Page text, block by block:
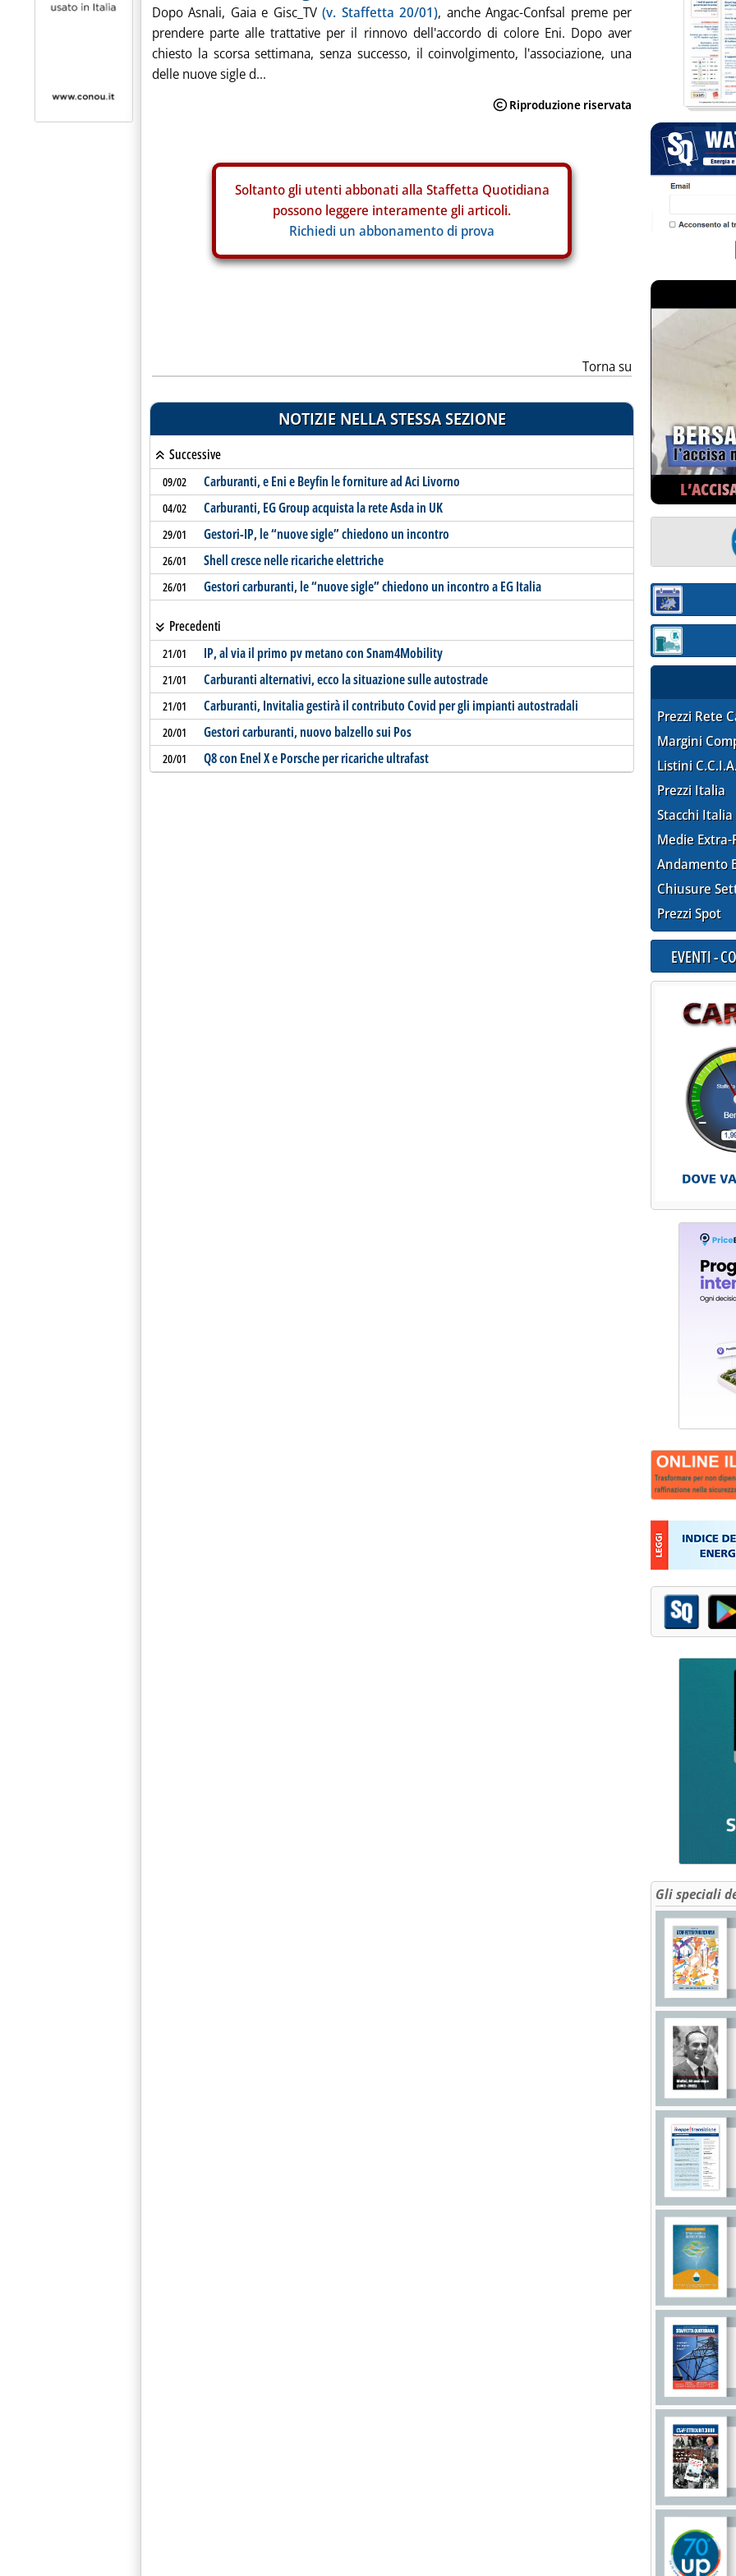
Dopo Asnali, Gaia e Gisc_TV(v. Staffetta 20/01), anche Angac-Confsal preme per
prendere parte alle trattative per il rinnovo dell'accordo di colore Eni. Dopo aver
chiesto la scorsa settimana, senza successo, il coinvolgimento, l'associazione, una
delle nuove sigle d...
Soltanto gli utenti abbonati alla Staffetta Quotidiana
possono leggere interamente gli articoli.
Richiedi un abbonamento di prova
Torna su
NOTIZIE NELLA STESSA SEZIONE
Successive
09/02 Carburanti, e Eni e Beyfin le forniture ad Aci Livorno
04/02 Carburanti, EG Group acquista la rete Asda in UK
29/01 Gestori-IP, le “nuove sigle” chiedono un incontro
26/01 Shell cresce nelle ricariche elettriche
26/01 Gestori carburanti, le “nuove sigle” chiedono un incontro a EG Italia
Precedenti
21/01 IP, al via il primo pv metano con Snam4Mobility
21/01 Carburanti alternativi, ecco la situazione sulle autostrade
21/01 Carburanti, Invitalia gestirà il contributo Covid per gli impianti autostradali
20/01 Gestori carburanti, nuovo balzello sui Pos
20/01 Q8 con Enel X e Porsche per ricariche ultrafast
Sezione:
Sezione:
Prezzi Rete
Margini
Listini
Prezzi Italia
Stacchi Italia
Medie Extra-
Andamento
Chiusure
Prezzi Spot
EVENTI -
Gli speciali